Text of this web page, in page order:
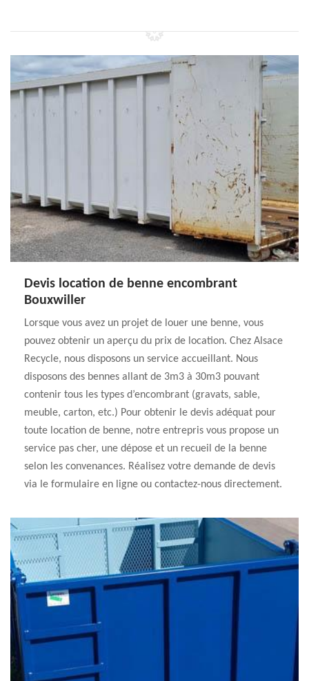
Devis location de benne encombrant
Bouxwiller
Lorsque vous avez un projet de louer une benne, vous
pouvez obtenir un aperçu du prix de location. Chez Alsace
Recycle, nous disposons un service accueillant. Nous
disposons des bennes allant de 3m3 à 30m3 pouvant
contenir tous les types d’encombrant (gravats, sable,
meuble, carton, etc.) Pour obtenir le devis adéquat pour
toute location de benne, notre entrepris vous propose un
service pas cher, une dépose et un recueil de la benne
selon les convenances. Réalisez votre demande de devis
via le formulaire en ligne ou contactez-nous directement.